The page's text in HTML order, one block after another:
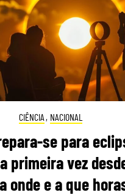
CIÊNCIA , NACIONAL
se para
primeira vez
onde e a que